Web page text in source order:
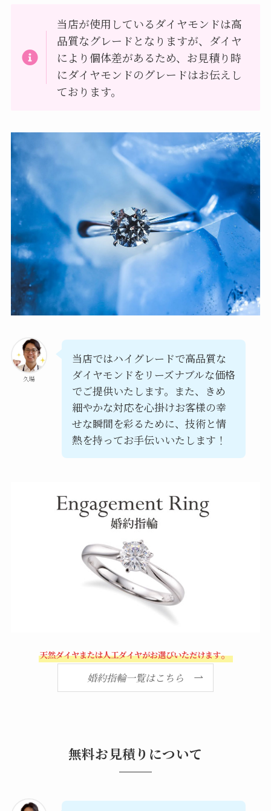
当店が使用しているダイヤモンドは高
品質なグレードとなりますが、ダイヤ
により個体差があるため、お見積り時
にダイヤモンドのグレードはお伝えし
ております。
久場
当店ではハイグレードで高品質な
ダイヤモンドをリーズナブルな価格
でご提供いたします。また、きめ
細やかな対応を心掛けお客様の幸
せな瞬間を彩るために、技術と情
熱を持ってお手伝いいたします！
天然ダイヤまたは人工ダイヤがお選びいただけます。
婚約指輪一覧はこちら
無料お見積りについて